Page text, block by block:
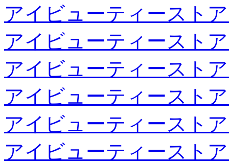
アイビューティースト
アイビューティースト
アイビューティースト
アイビューティースト
アイビューティースト
アイビューティースト